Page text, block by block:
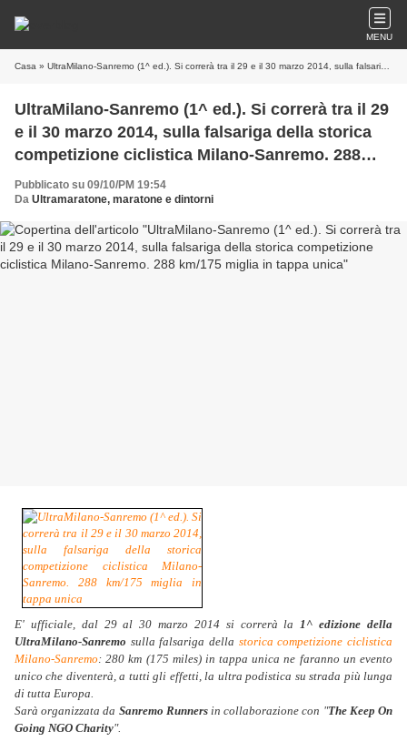
MENU
Casa » UltraMilano-Sanremo (1^ ed.). Si correrà tra il 29 e il 30 marzo 2014, sulla falsariga della storica competizione ciclistica Milano-Sanremo. 288 km/175 miglia in tappa unica
UltraMilano-Sanremo (1^ ed.). Si correrà tra il 29
e il 30 marzo 2014, sulla falsariga della storica
competizione ciclistica Milano-Sanremo. 288
km/175 miglia in tappa unica
Pubblicato su 09/10/PM 19:54
Da Ultramaratone, maratone e dintorni
E' ufficiale, dal 29 al 30 marzo 2014 si correrà la1^ edizione della
UltraMilano-Sanremo sulla falsariga della storica competizione ciclistica
Milano-Sanremo: 280 km (175 miles) in tappa unica ne faranno un evento
unico che diventerà, a tutti gli effetti, la ultra podistica su strada più lunga
di tutta Europa.
Sarà organizzata da Sanremo Runnersin collaborazione con "The Keep On
Going NGO Charity".